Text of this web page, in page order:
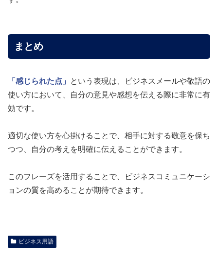
まとめ
「感じられた点」
という表現は、ビジネスメールや敬語の
使い方において、自分の意見や感想を伝える際に非常に有
効です。
適切な使い方を心掛けることで、相手に対する敬意を保ち
つつ、自分の考えを明確に伝えることができます。
このフレーズを活用することで、ビジネスコミュニケーシ
ョンの質を高めることが期待できます。
ビジネス用語